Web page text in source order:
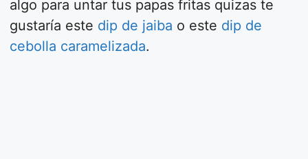
algo para untar tus papas fritas quizas te
gustaría este dip de jaiba o este dip de
cebolla caramelizada.